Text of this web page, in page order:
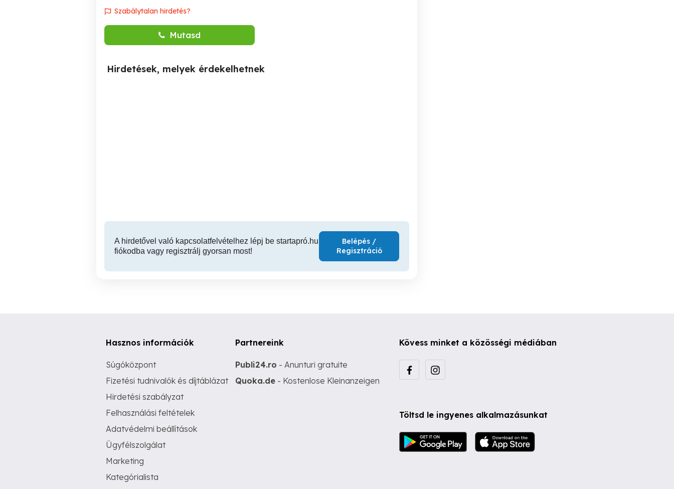
Szabálytalan hirdetés?
Mutasd
Hirdetések, melyek érdekelhetnek
A hirdetővel való kapcsolatfelvételhez lépj be startapró.hu
fiókodba vagy regisztrálj gyorsan most!
Belépés /
Regisztráció
Hasznos információk
Súgóközpont
Fizetési tudnivalók és díjtáblázat
Hirdetési szabályzat
Felhasználási feltételek
Adatvédelmi beállítások
Ügyfélszolgálat
Marketing
Kategórialista
Partnereink
Publi24.ro - Anunturi gratuite
Quoka.de - Kostenlose Kleinanzeigen
Kövess minket a közösségi médiában
Töltsd le ingyenes alkalmazásunkat